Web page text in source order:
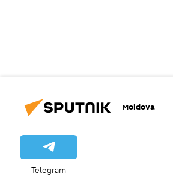
Moldova
Telegram